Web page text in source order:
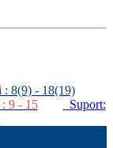
8(9) - 18(19)
: 9 - 15
Suport: